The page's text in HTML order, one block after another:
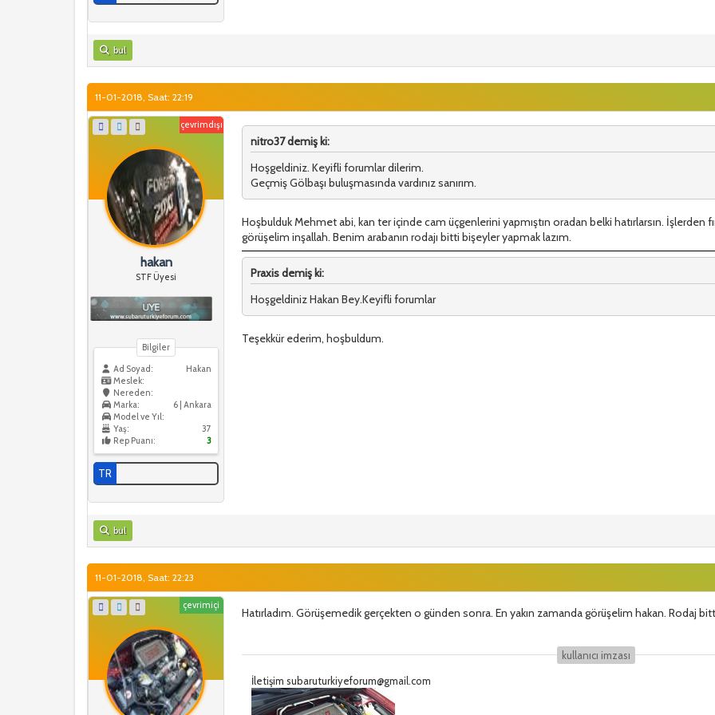
bul
11-01-2018, Saat: 22:19
çevrimdışı
hakan
STF Üyesi
Bilgiler
Ad Soyad:
Hakan
Meslek:
Nereden:
6 | Ankara
Marka:
Model ve Yıl:
Yaş:
37
Rep Puanı:
3
TR
nitro37 demiş ki:
Hoşgeldiniz. Keyifli forumlar dilerim.
Geçmiş Gölbaşı buluşmasında vardınız sanırım.
Hoşbulduk Mehmet abi, kan ter içinde cam üçgenlerini yapmıştın oradan belki hatırlarsın. İşlerden
görüşelim inşallah. Benim arabanın rodajı bitti bişeyler yapmak lazım.
Praxis demiş ki:
Hoşgeldiniz Hakan Bey.Keyifli forumlar
Teşekkür ederim, hoşbuldum.
bul
11-01-2018, Saat: 22:23
çevrimiçi
Hatırladım. Görüşemedik gerçekten o günden sonra. En yakın zamanda görüşelim hakan. Rodaj
kullanıcı i̇mzası
İletişim subaruturkiyeforum@gmail.com